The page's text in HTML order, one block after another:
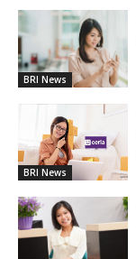
BRI News
BRI News